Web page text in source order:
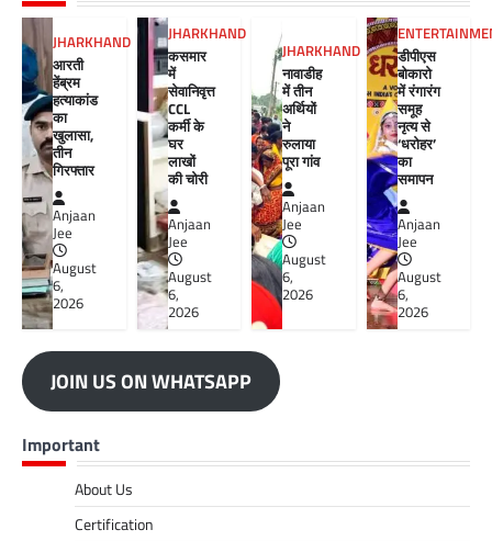
JHARKHAND
आरती
हेंब्रम
हत्याकांड
का
खुलासा,
तीन
गिरफ्तार
Anjaan
Jee
August
6,
2026
JHARKHAND
कसमार
में
सेवानिवृत्त
CCL
कर्मी के
घर
लाखों
की चोरी
Anjaan
Jee
August
6,
2026
JHARKHAND
नावाडीह
में तीन
अर्थियों
ने
रुलाया
पूरा गांव
Anjaan
Jee
August
6,
2026
डीपीएस
बोकारो
में रंगारंग
समूह
नृत्य से
‘धरोहर’
का
समापन
Anjaan
Jee
August
6,
2026
JOIN US ON WHATSAPP
Important
About Us
Certification